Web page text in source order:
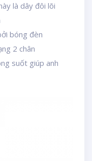
là dây đôi lõi
bóng đèn
2 chân
suốt giúp anh